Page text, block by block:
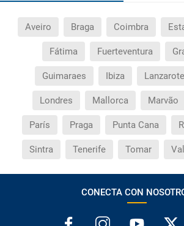
Aveiro Braga Coimbra
Fátima Fuerteventura
Guimaraes Ibiza Lanzarote
Londres Mallorca Marvão
París Praga Punta Cana
Sintra Tenerife Tomar
CONECTA CON